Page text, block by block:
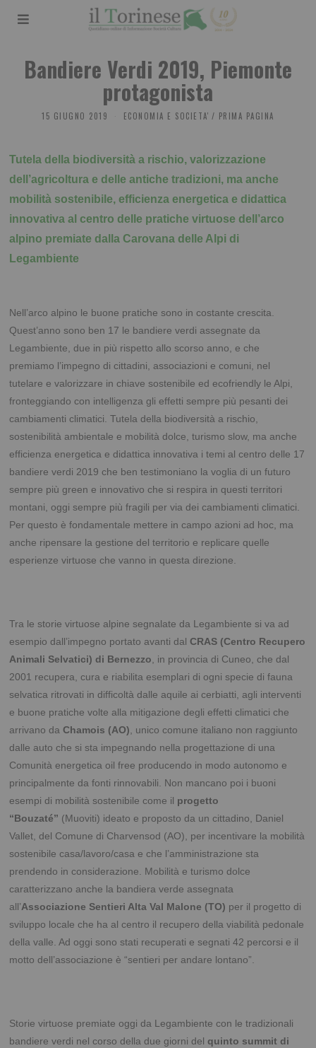
Bandiere Verdi 2019, Piemonte
protagonista
15 GIUGNO 2019 ECONOMIA E SOCIETA' / PRIMA PAGINA
Tutela della biodiversità a rischio, valorizzazione
dell’agricoltura e delle antiche tradizioni, ma anche
mobilità sostenibile, efficienza energetica e didattica
innovativa al centro delle pratiche virtuose dell’arco
alpino premiate dalla Carovana delle Alpi di
Legambiente
Nell’arco alpino le buone pratiche sono in costante crescita.
Quest’anno sono ben 17 le bandiere verdi assegnate da
Legambiente, due in più rispetto allo scorso anno, e che
premiamo l’impegno di cittadini, associazioni e comuni, nel
tutelare e valorizzare in chiave sostenibile ed ecofriendly le Alpi,
fronteggiando con intelligenza gli effetti sempre più pesanti dei
cambiamenti climatici. Tutela della biodiversità a rischio,
sostenibilità ambientale e mobilità dolce, turismo slow, ma anche
efficienza energetica e didattica innovativa i temi al centro delle 17
bandiere verdi 2019 che ben testimoniano la voglia di un futuro
sempre più green e innovativo che si respira in questi territori
montani, oggi sempre più fragili per via dei cambiamenti climatici.
Per questo è fondamentale mettere in campo azioni ad hoc, ma
anche ripensare la gestione del territorio e replicare quelle
esperienze virtuose che vanno in questa direzione.
Tra le storie virtuose alpine segnalate da Legambiente si va ad
esempio dall’impegno portato avanti dalCRAS (Centro Recupero
Animali Selvatici) di Bernezzo , in provincia di Cuneo, che dal
2001 recupera, cura e riabilita esemplari di ogni specie di fauna
selvatica ritrovati in difficoltà dalle aquile ai cerbiatti, agli interventi
e buone pratiche volte alla mitigazione degli effetti climatici che
arrivano daChamois (AO) , unico comune italiano non raggiunto
dalle auto che si sta impegnando nella progettazione di una
Comunità energetica oil free producendo in modo autonomo e
principalmente da fonti rinnovabili. Non mancano poi i buoni
esempi di mobilità sostenibile come il progetto
“Bouzaté” (Muoviti) ideato e proposto da un cittadino, Daniel
Vallet, del Comune di Charvensod (AO), per incentivare la mobilità
sostenibile casa/lavoro/casa e che l’amministrazione sta
prendendo in considerazione. Mobilità e turismo dolce
caratterizzano anche la bandiera verde assegnata
all’Associazione Sentieri Alta Val Malone (TO) per il progetto di
sviluppo locale che ha al centro il recupero della viabilità pedonale
della valle. Ad oggi sono stati recuperati e segnati 42 percorsi e il
motto dell’associazione è “sentieri per andare lontano”.
Storie virtuose premiate oggi da Legambiente con le tradizionali
bandiere verdi nel corso della due giorni delquinto summit di